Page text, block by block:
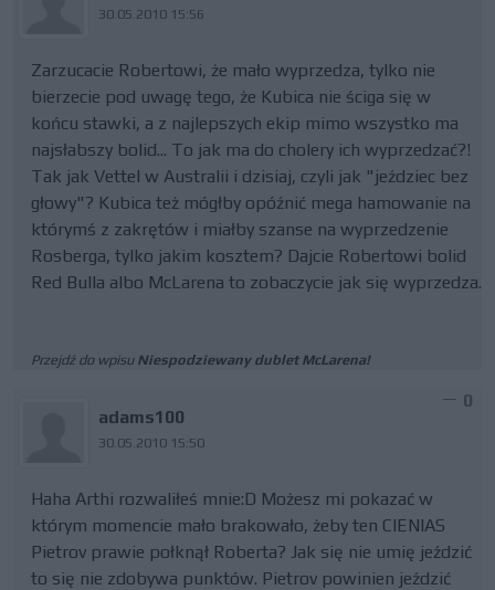
30.05.2010 15:56
Zarzucacie Robertowi, że mało wyprzedza, tylko nie
bierzecie pod uwagę tego, że Kubica nie ściga się w
końcu stawki, a z najlepszych ekip mimo wszystko ma
najsłabszy bolid... To jak ma do cholery ich wyprzedzać?!
Tak jak Vettel w Australii i dzisiaj, czyli jak "jeździec bez
głowy"? Kubica też mógłby opóźnić mega hamowanie na
którymś z zakrętów i miałby szanse na wyprzedzenie
Rosberga, tylko jakim kosztem? Dajcie Robertowi bolid
Red Bulla albo McLarena to zobaczycie jak się wyprzedza.
Przejdź do wpisu Niespodziewany dublet McLarena!
adams100
30.05.2010 15:50
0
Haha Arthi rozwaliłeś mnie:D Możesz mi pokazać w
którym momencie mało brakowało, żeby ten CIENIAS
Pietrov prawie połknął Roberta? Jak się nie umię jeździć
to się nie zdobywa punktów. Pietrov powinien jeździć